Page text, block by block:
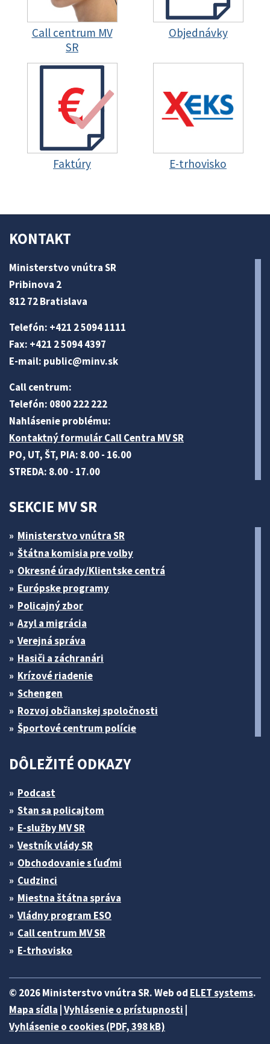
Call centrum MV
SR
Objednávky
Faktúry E-trhovisko
KONTAKT
Ministerstvo vnútra SR
Pribinova 2
812 72 Bratislava
Telefón: +421 2 5094 1111
Fax: +421 2 5094 4397
E-mail: public@minv.sk
Call centrum:
Telefón: 0800 222 222
Nahlásenie problému:
Kontaktný formulár Call Centra MV SR
PO, UT, ŠT, PIA: 8.00 - 16.00
STREDA: 8.00 - 17.00
SEKCIE MV SR
Ministerstvo vnútra SR
Štátna komisia pre volby
Okresné úrady/Klientske centrá
Európske programy
Policajný zbor
Azyl a migrácia
Verejná správa
Hasiči a záchranári
Krízové riadenie
Schengen
Rozvoj občianskej spoločnosti
Športové centrum polície
DÔLEŽITÉ ODKAZY
Podcast
Stan sa policajtom
E-služby MV SR
Vestník vlády SR
Obchodovanie s ľuďmi
Cudzinci
Miestna štátna správa
Vládny program ESO
Call centrum MV SR
E-trhovisko
© 2026 Ministerstvo vnútra SR. Web od ELET systems.
Mapa sídla Vyhlásenie o prístupnosti
Vyhlásenie o cookies (PDF, 398 kB)